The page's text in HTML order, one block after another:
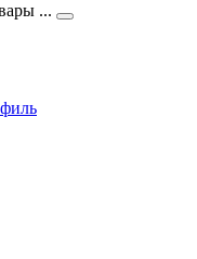
...